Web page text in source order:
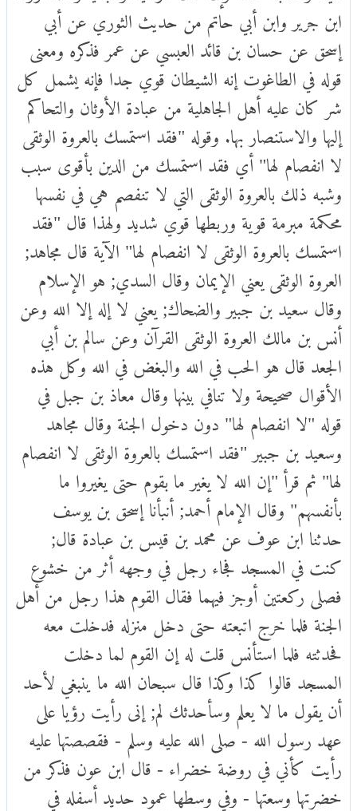
ابن جرير وابن أبي حاتم من حديث الثوري عن أبي
إسحق عن حسان بن قائد العبسي عن عمر فذكره ومعنى
قوله في الطاغوت إنه الشيطان قوي جدا فإنه يشمل كل
شر كان عليه أهل الجاهلية من عبادة الأوثان والتحاكم
إليها والاستنصار بها. وقوله "فقد استمسك بالعروة الوثقى
لا انفصام لها" أي فقد استمسك من الدين بأقوى سبب
وشبه ذلك بالعروة الوثقى التي لا تنفصم هي في نفسها
محكمة مبرمة قوية وربطها قوي شديد ولهذا قال "فقد
استمسك بالعروة الوثقى لا انفصام لها" الآية قال مجاهد;
العروة الوثقى يعني الإيمان وقال السدي; هو الإسلام
وقال سعيد بن جبير والضحاك; يعني لا إله إلا الله وعن
أنس بن مالك العروة الوثقى القرآن وعن سالم بن أبي
الجعد قال هو الحب في الله والبغض في الله وكل هذه
الأقوال صحيحة ولا تنافي بينها وقال معاذ بن جبل في
قوله "لا انفصام لها" دون دخول الجنة وقال مجاهد
وسعيد بن جبير "فقد استمسك بالعروة الوثقى لا انفصام
لها" ثم قرأ "إن الله لا يغير ما بقوم حتى يغيروا ما
بأنفسهم" وقال الإمام أحمد; أنبأنا إسحق بن يوسف
حدثنا ابن عوف عن محمد بن قيس بن عبادة قال;
كنت في المسجد فجاء رجل في وجهه أثر من خشوع
فصلى ركعتين أوجز فيهما فقال القوم هذا رجل من أهل
الجنة فلما خرج اتبعته حتى دخل منزله فدخلت معه
فحدثته فلما استأنس قلت له إن القوم لما دخلت
المسجد قالوا كذا وكذا قال سبحان الله ما ينبغي لأحد
أن يقول ما لا يعلم وسأحدثك لم; إنى رأيت رؤيا على
عهد رسول الله - صلى الله عليه وسلم - فقصصتها عليه
رأيت كأني في روضة خضراء - قال ابن عون فذكر من
خضرتها وسعتها - وفي وسطها عمود حديد أسفله في